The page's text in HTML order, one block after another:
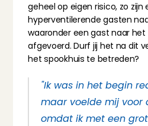
geheel op eigen risico, zo zijn
hyperventilerende gasten
waaronder een gast naar het
afgevoerd. Durf jij het na dit
het spookhuis te betreden?
"Ik was in het begin
maar voelde mij voor
omdat ik met een